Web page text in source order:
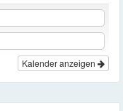
Kalender anzeigen